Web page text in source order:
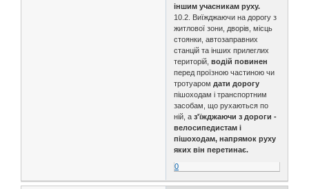
іншим учасникам руху.
10.2. Виїжджаючи на дорогу з
житлової зони, дворів, місць
стоянки, автозаправних
станцій та інших прилеглих
територій,водій повинен
перед проїзною частиною чи
тротуаром дати дорогу
пішоходам і транспортним
засобам, що рухаються по
ній, а з'їжджаючи з дороги -
велосипедистам і
пішоходам, напрямок руху
яких він перетинає.
0